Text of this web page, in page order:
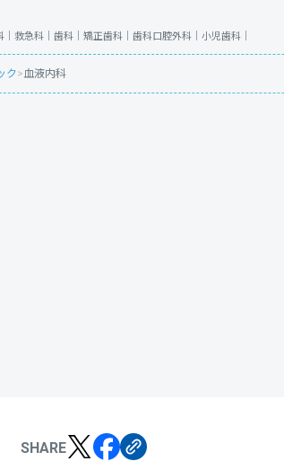
救急科｜ 歯科｜ 矯正歯科｜ 歯科口腔外科｜ 小児歯科｜
ク>血液内科
SHARE